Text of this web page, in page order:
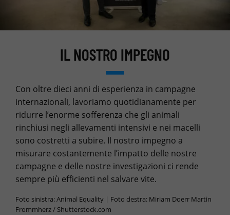
IL NOSTRO IMPEGNO
Con oltre dieci anni di esperienza in campagne
internazionali, lavoriamo quotidianamente per
ridurre l’enorme sofferenza che gli animali
rinchiusi negli allevamenti intensivi e nei macelli
sono costretti a subire. Il nostro impegno a
misurare costantemente l’impatto delle nostre
campagne e delle nostre investigazioni ci rende
sempre più efficienti nel salvare vite.
Foto sinistra: Animal Equality | Foto destra: Miriam Doerr Martin
Frommherz / Shutterstock.com